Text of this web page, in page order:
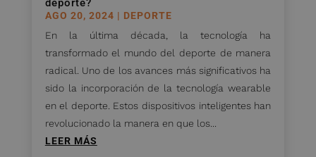
deporte?
AGO 20, 2024 | DEPORTE
En la última década, la tecnología ha
transformado el mundo del deporte de manera
radical. Uno de los avances más significativos ha
sido la incorporación de la tecnología wearable
en el deporte. Estos dispositivos inteligentes han
revolucionado la manera en que los...
LEER MÁS